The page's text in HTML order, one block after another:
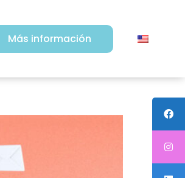
Más información